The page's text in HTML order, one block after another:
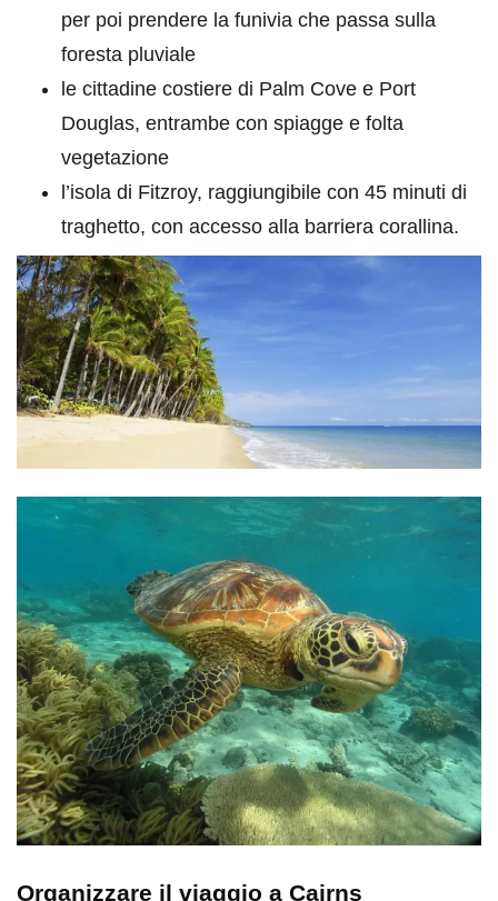
per poi prendere la funivia che passa sulla
foresta pluviale
le cittadine costiere di Palm Cove e Port
Douglas, entrambe con spiagge e folta
vegetazione
l’isola di Fitzroy, raggiungibile con 45 minuti di
traghetto, con accesso alla barriera corallina.
Organizzare il viaggio a Cairns